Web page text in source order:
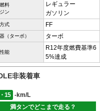
料
ン
レギュラー
ガソリン
式 FF
（ターボ） ターボ
能
R12年度燃費基準6
5%達成
非装着車
15
-km/L
満タンでどこまで走る？